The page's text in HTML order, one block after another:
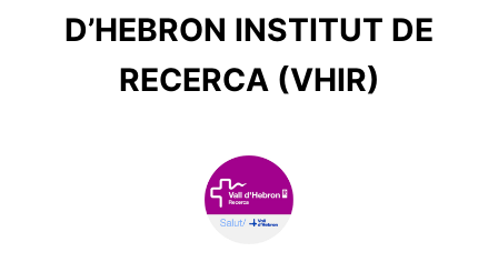
D’HEBRON INSTITUT DE
RECERCA (VHIR)